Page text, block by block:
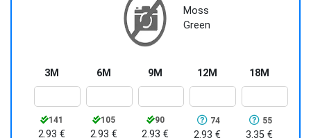
Moss
Green
3M
141
2.93 €
6M
105
2.93 €
9M
90
2.93 €
12M
74
2.93 €
18M
55
3.35 €